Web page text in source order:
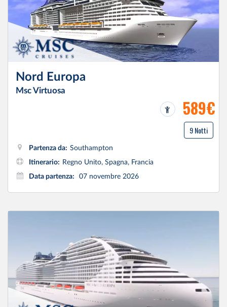
Nord Europa
Msc Virtuosa
589€
9 Notti
Partenza da: Southampton
Itinerario: Regno Unito, Spagna, Francia
Data partenza:
07 novembre 2026